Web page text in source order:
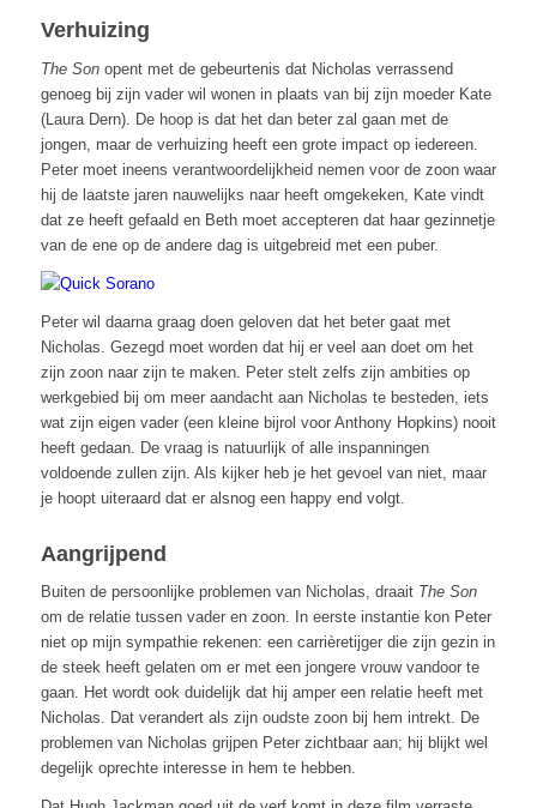
Verhuizing
The Sonopent met de gebeurtenis dat Nicholas verrassend
genoeg bij zijn vader wil wonen in plaats van bij zijn moeder Kate
(Laura Dern). De hoop is dat het dan beter zal gaan met de
jongen, maar de verhuizing heeft een grote impact op iedereen.
Peter moet ineens verantwoordelijkheid nemen voor de zoon waar
hij de laatste jaren nauwelijks naar heeft omgekeken, Kate vindt
dat ze heeft gefaald en Beth moet accepteren dat haar gezinnetje
van de ene op de andere dag is uitgebreid met een puber.
Peter wil daarna graag doen geloven dat het beter gaat met
Nicholas. Gezegd moet worden dat hij er veel aan doet om het
zijn zoon naar zijn te maken. Peter stelt zelfs zijn ambities op
werkgebied bij om meer aandacht aan Nicholas te besteden, iets
wat zijn eigen vader (een kleine bijrol voor Anthony Hopkins) nooit
heeft gedaan. De vraag is natuurlijk of alle inspanningen
voldoende zullen zijn. Als kijker heb je het gevoel van niet, maar
je hoopt uiteraard dat er alsnog een happy end volgt.
Aangrijpend
Buiten de persoonlijke problemen van Nicholas, draait The Son
om de relatie tussen vader en zoon. In eerste instantie kon Peter
niet op mijn sympathie rekenen: een carrièretijger die zijn gezin in
de steek heeft gelaten om er met een jongere vrouw vandoor te
gaan. Het wordt ook duidelijk dat hij amper een relatie heeft met
Nicholas. Dat verandert als zijn oudste zoon bij hem intrekt. De
problemen van Nicholas grijpen Peter zichtbaar aan; hij blijkt wel
degelijk oprechte interesse in hem te hebben.